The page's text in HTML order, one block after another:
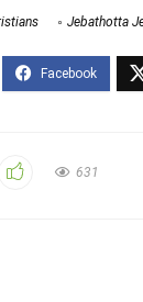
Jebathotta
631